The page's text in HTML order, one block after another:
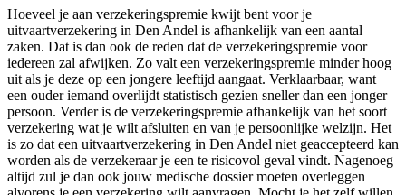
Hoeveel je aan verzekeringspremie kwijt bent voor je
uitvaartverzekering in Den Andel is afhankelijk van een aantal
zaken. Dat is dan ook de reden dat de verzekeringspremie voor
iedereen zal afwijken. Zo valt een verzekeringspremie minder hoog
uit als je deze op een jongere leeftijd aangaat. Verklaarbaar, want
een ouder iemand overlijdt statistisch gezien sneller dan een jonger
persoon. Verder is de verzekeringspremie afhankelijk van het soort
verzekering wat je wilt afsluiten en van je persoonlijke welzijn. Het
is zo dat een uitvaartverzekering in Den Andel niet geaccepteerd kan
worden als de verzekeraar je een te risicovol geval vindt. Nagenoeg
altijd zul je dan ook jouw medische dossier moeten overleggen